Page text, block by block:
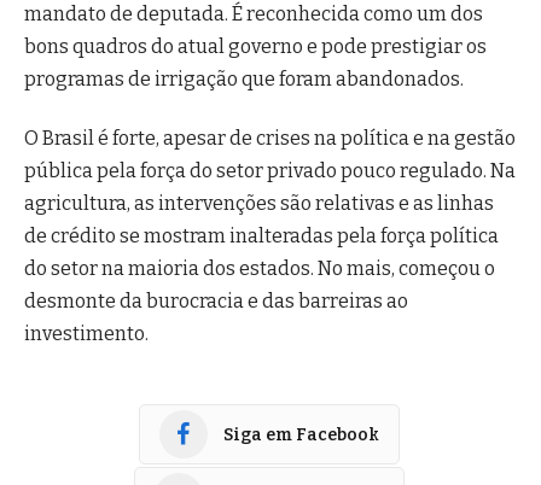
mandato de deputada. É reconhecida como um dos
bons quadros do atual governo e pode prestigiar os
programas de irrigação que foram abandonados.
O Brasil é forte, apesar de crises na política e na gestão
pública pela força do setor privado pouco regulado. Na
agricultura, as intervenções são relativas e as linhas
de crédito se mostram inalteradas pela força política
do setor na maioria dos estados. No mais, começou o
desmonte da burocracia e das barreiras ao
investimento.
Siga em Facebook